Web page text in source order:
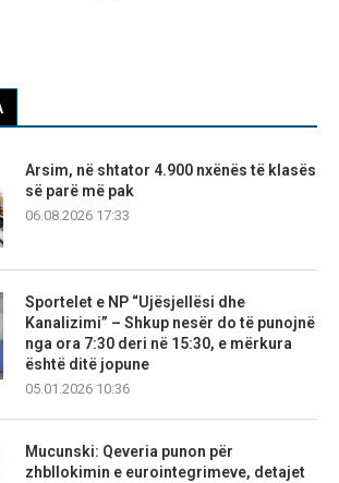
Arsim, në shtator 4.900 nxënës të klasës
së parë më pak
06.08.2026 17:33
Sportelet e NP “Ujësjellësi dhe
Kanalizimi” – Shkup nesër do të punojnë
nga ora 7:30 deri në 15:30, e mërkura
është ditë jopune
05.01.2026 10:36
Mucunski: Qeveria punon për
zhbllokimin e eurointegrimeve, detajet